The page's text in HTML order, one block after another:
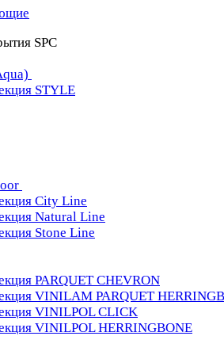
SPC
STYLE
City Line
Natural Line
Stone Line
PARQUET CHEVRON
VINILAM PARQUET
VINILPOL CLICK
VINILPOL HERRINGBONE